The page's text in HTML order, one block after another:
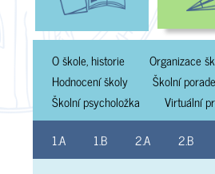
O škole, historie Organizace
Hodnocení školy
Školní
Školní psycholožka
Virtuální
1.A 1.B 2.A 2.B